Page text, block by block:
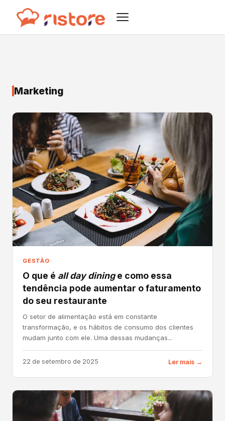
Marketing
GESTÃO
O que é all day dininge como essa
tendência pode aumentar o faturamento
do seu restaurante
O setor de alimentação está em constante
transformação, e os hábitos de consumo dos clientes
mudam junto com ele. Uma dessas mudanças...
22 de setembro de 2025 Ler mais →